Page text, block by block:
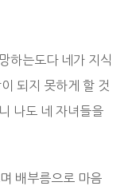
하는도다 네가 지식
되지 못하게 할 것
나도 네 자녀들을
배부름으로 마음